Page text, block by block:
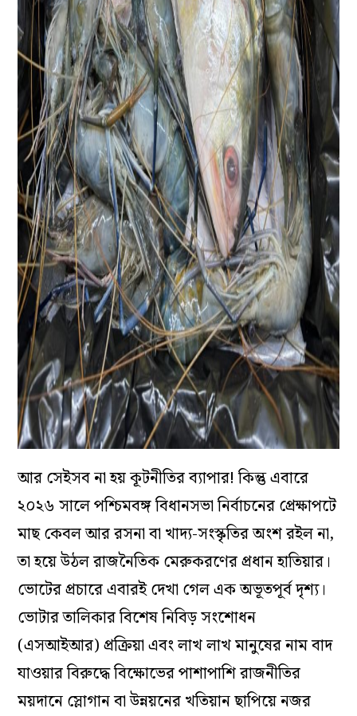
আর সেইসব না হয় কূটনীতির ব্যাপার! কিন্তু এবারে
২০২৬ সালে পশ্চিমবঙ্গ বিধানসভা নির্বাচনের প্রেক্ষাপটে
মাছ কেবল আর রসনা বা খাদ্য-সংস্কৃতির অংশ রইল না,
তা হয়ে উঠল রাজনৈতিক মেরুকরণের প্রধান হাতিয়ার।
ভোটের প্রচারে এবারই দেখা গেল এক অভূতপূর্ব দৃশ্য।
ভোটার তালিকার বিশেষ নিবিড় সংশোধন
(এসআইআর) প্রক্রিয়া এবং লাখ লাখ মানুষের নাম বাদ
যাওয়ার বিরুদ্ধে বিক্ষোভের পাশাপাশি রাজনীতির
ময়দানে স্লোগান বা উন্নয়নের খতিয়ান ছাপিয়ে নজর